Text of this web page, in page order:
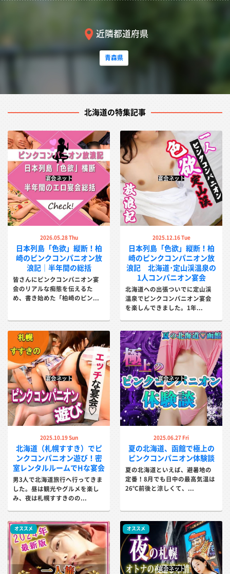
近隣都道府県
青森県
北海道の特集記事
2026.05.28 Thu
日本列島「色欲」縦断！柏
崎のピンクコンパニオン放
浪記｜半年間の総括
皆さんにピンクコンパニオン宴
会のリアルな痴態を伝えるた
め、書き始めた「柏崎のピン...
2025.12.16 Tue
日本列島「色欲」縦断！柏
崎のピンクコンパニオン放
浪記 北海道･定山渓温泉の
1人コンパニオン宴会
北海道への出張ついでに定山渓
温泉でピンクコンパニオン宴会
を楽しんできました。1年...
2025.10.19 Sun
北海道（札幌すすき）でピ
ンクコンパニオン遊び！密
室レンタルルームでHな宴会
男3人で北海道旅行へ行ってきま
した。昼は観光やグルメを楽し
み、夜は札幌すすきのの...
2025.06.27 Fri
夏の北海道、函館で極上の
ピンクコンパニオン体験談
夏の北海道といえば、避暑地の
定番！8月でも日中の最高気温は
26℃前後と涼しくて、...
オススメ オススメ